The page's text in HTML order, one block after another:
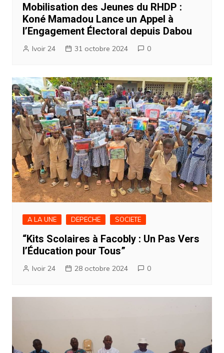
Mobilisation des Jeunes du RHDP :
Koné Mamadou Lance un Appel à
l’Engagement Électoral depuis Dabou
Ivoir 24 31 octobre 2024 0
A LA UNE DEPECHE SOCIETE
“Kits Scolaires à Facobly : Un Pas Vers
l’Éducation pour Tous”
Ivoir 24 28 octobre 2024 0